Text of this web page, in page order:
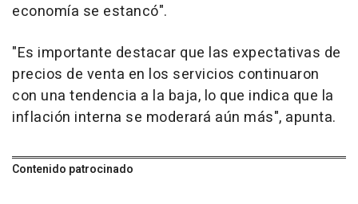
economía se estancó".
"Es importante destacar que las expectativas de
precios de venta en los servicios continuaron
con una tendencia a la baja, lo que indica que la
inflación interna se moderará aún más", apunta.
Contenido patrocinado